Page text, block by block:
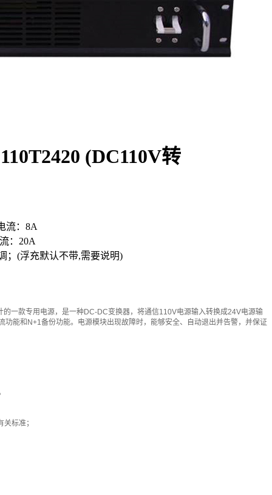
(DC110V转
流：8A
：20A
；(浮充默认不带,需要说明)
一款专用电源，是一种DC-DC变换器，将通信110V电源输入转换成24V电源输
能和N+1备份功能。电源模块出现故障时，能够安全、自动退出并告警，并保证
标准；